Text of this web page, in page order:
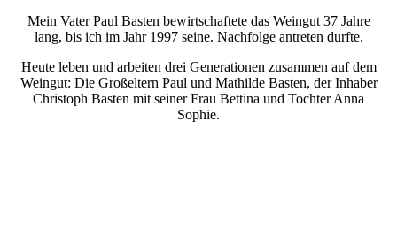
Mein Vater Paul Basten bewirtschaftete das Weingut 37 Jahre
lang, bis ich im Jahr 1997 seine. Nachfolge antreten durfte.
Heute leben und arbeiten drei Generationen zusammen auf dem
Weingut: Die Großeltern Paul und Mathilde Basten, der Inhaber
Christoph Basten mit seiner Frau Bettina und Tochter Anna
Sophie.